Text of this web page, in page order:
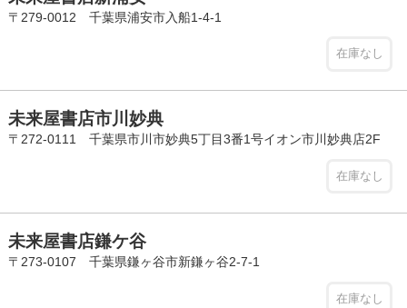
〒279-0012 千葉県浦安市入船1-4-1
在庫なし
未来屋書店市川妙典
〒272-0111 千葉県市川市妙典5丁目3番1号イオン市川妙典店2F
在庫なし
未来屋書店鎌ケ谷
〒273-0107 千葉県鎌ヶ谷市新鎌ヶ谷2-7-1
在庫なし